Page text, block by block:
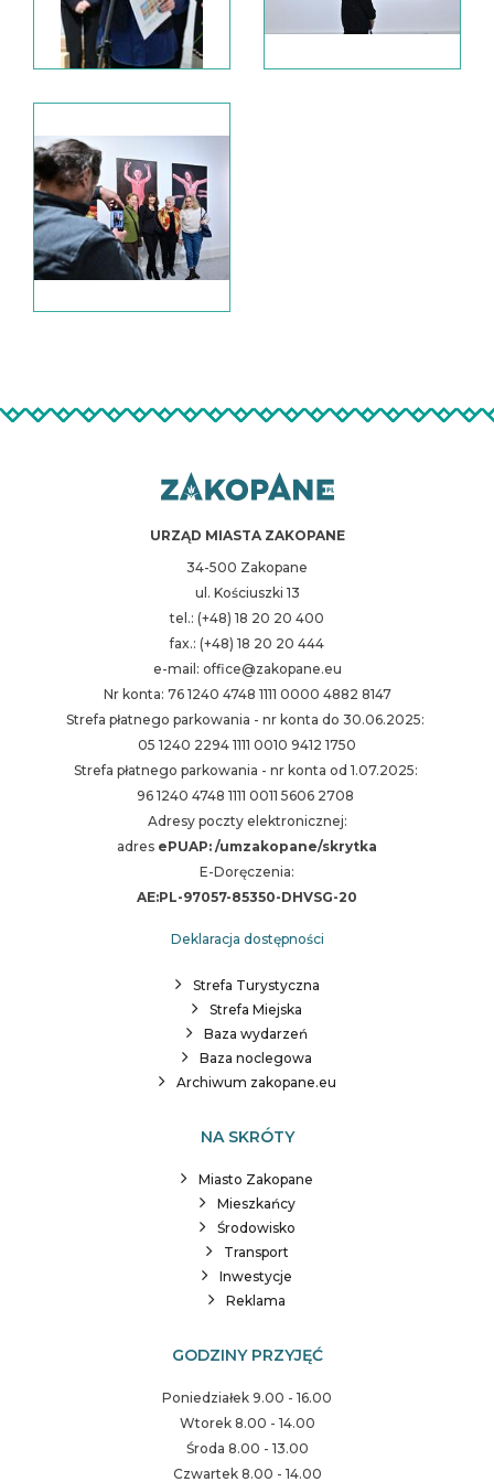
URZĄD MIASTA ZAKOPANE
34-500 Zakopane
ul. Kościuszki 13
tel.: (+48) 18 20 20 400
fax.: (+48) 18 20 20 444
e-mail: office@zakopane.eu
Nr konta: 76 1240 4748 1111 0000 4882 8147
Strefa płatnego parkowania - nr konta do 30.06.2025:
05 1240 2294 1111 0010 9412 1750
Strefa płatnego parkowania - nr konta od 1.07.2025:
96 1240 4748 1111 0011 5606 2708
Adresy poczty elektronicznej:
adres ePUAP: /umzakopane/skrytka
E-Doręczenia:
AE:PL-97057-85350-DHVSG-20
Deklaracja dostępności
Strefa Turystyczna
Strefa Miejska
Baza wydarzeń
Baza noclegowa
Archiwum zakopane.eu
NA SKRÓTY
Miasto Zakopane
Mieszkańcy
Środowisko
Transport
Inwestycje
Reklama
GODZINY PRZYJĘĆ
Poniedziałek 9.00 - 16.00
Wtorek 8.00 - 14.00
Środa 8.00 - 13.00
Czwartek 8.00 - 14.00